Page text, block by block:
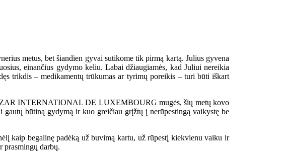
metus, bet šiandien gyvai sutikome tik pirmą kartą. Julius gyvena
einančius gydymo keliu. Labai džiaugiamės, kad Juliui nereikia
trikdis – medikamentų trūkumas ar tyrimų poreikis – turi būti iškart
INTERNATIONAL DE LUXEMBOURG mugės, šių metų kovo
būtiną gydymą ir kuo greičiau grįžtų į nerūpestingą vaikystę be
kaip begalinę padėką už buvimą kartu, už rūpestį kiekvienu vaiku ir
prasmingų darbų.